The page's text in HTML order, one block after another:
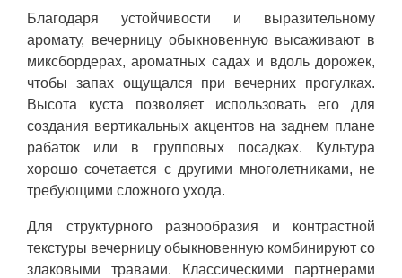
Благодаря устойчивости и выразительному
аромату, вечерницу обыкновенную высаживают в
миксбордерах, ароматных садах и вдоль дорожек,
чтобы запах ощущался при вечерних прогулках.
Высота куста позволяет использовать его для
создания вертикальных акцентов на заднем плане
рабаток или в групповых посадках. Культура
хорошо сочетается с другими многолетниками, не
требующими сложного ухода.
Для структурного разнообразия и контрастной
текстуры вечерницу обыкновенную комбинируют со
злаковыми травами. Классическими партнерами